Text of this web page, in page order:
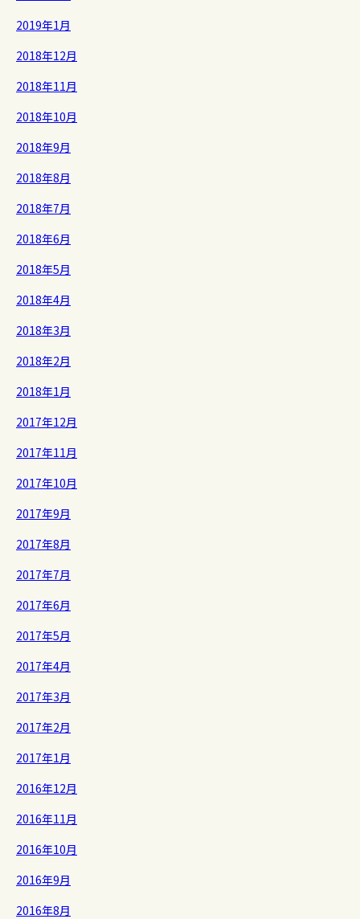
2019年1月
2018年12月
2018年11月
2018年10月
2018年9月
2018年8月
2018年7月
2018年6月
2018年5月
2018年4月
2018年3月
2018年2月
2018年1月
2017年12月
2017年11月
2017年10月
2017年9月
2017年8月
2017年7月
2017年6月
2017年5月
2017年4月
2017年3月
2017年2月
2017年1月
2016年12月
2016年11月
2016年10月
2016年9月
2016年8月